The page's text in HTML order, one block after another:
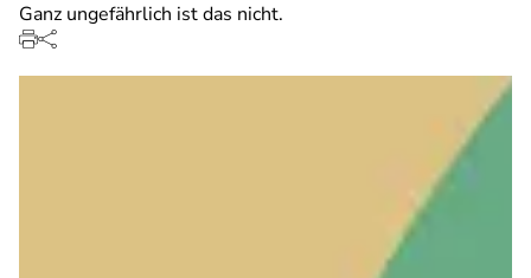
Ganz ungefährlich ist das nicht.